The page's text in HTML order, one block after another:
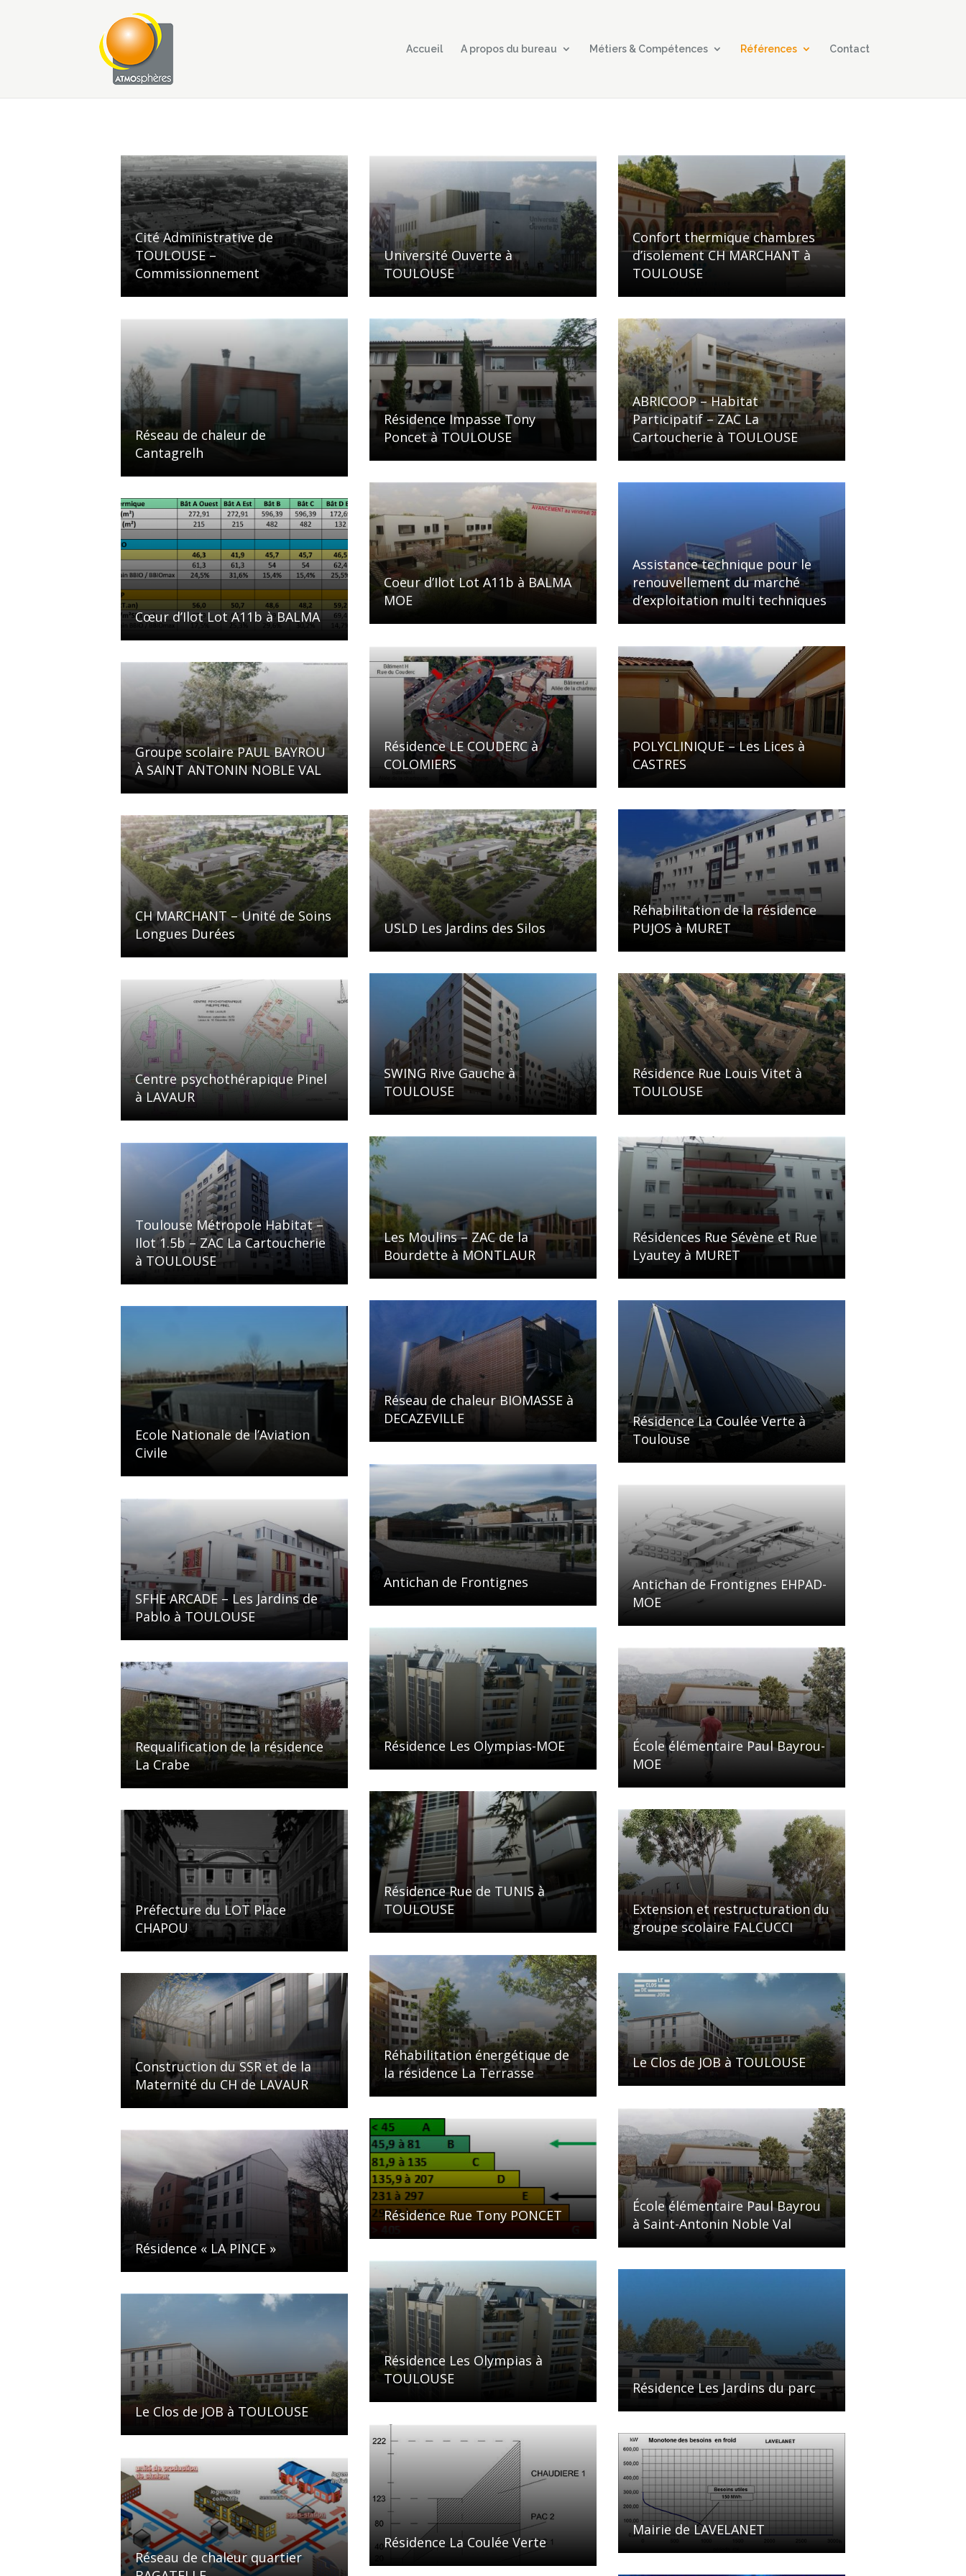
Accueil A propos du bureau Métiers & Compétences Références Contact
Cité Administrative de
TOULOUSE –
Commissionnement
Réseau de chaleur de
Cantagrelh
Cœur d’Ilot Lot A11b à BALMA
Groupe scolaire PAUL BAYROU
À SAINT ANTONIN NOBLE VAL
CH MARCHANT – Unité de Soins
Longues Durées
Centre psychothérapique Pinel
à LAVAUR
Toulouse Métropole Habitat –
Ilot 1.5b – ZAC La Cartoucherie
à TOULOUSE
Ecole Nationale de l’Aviation
Civile
SFHE ARCADE – Les Jardins de
Pablo à TOULOUSE
Requalification de la résidence
La Crabe
Préfecture du LOT Place
CHAPOU
Construction du SSR et de la
Maternité du CH de LAVAUR
Résidence « LA PINCE »
Le Clos de JOB à TOULOUSE
Réseau de chaleur quartier
Université Ouverte à
TOULOUSE
Résidence Impasse Tony
Poncet à TOULOUSE
Coeur d’Ilot Lot A11b à BALMA
MOE
Résidence LE COUDERC à
COLOMIERS
USLD Les Jardins des Silos
SWING Rive Gauche à
TOULOUSE
Les Moulins – ZAC de la
Bourdette à MONTLAUR
Réseau de chaleur BIOMASSE à
DECAZEVILLE
Antichan de Frontignes
Résidence Les Olympias-MOE
Résidence Rue de TUNIS à
TOULOUSE
Réhabilitation énergétique de
la résidence La Terrasse
Résidence Rue Tony PONCET
Résidence Les Olympias à
TOULOUSE
Résidence La Coulée Verte
Confort thermique chambres
d’isolement CH MARCHANT à
TOULOUSE
ABRICOOP – Habitat
Participatif – ZAC La
Cartoucherie à TOULOUSE
Assistance technique pour le
renouvellement du marché
d’exploitation multi techniques
POLYCLINIQUE – Les Lices à
CASTRES
Réhabilitation de la résidence
PUJOS à MURET
Résidence Rue Louis Vitet à
TOULOUSE
Résidences Rue Sévène et Rue
Lyautey à MURET
Résidence La Coulée Verte à
Toulouse
Antichan de Frontignes EHPAD-
MOE
École élémentaire Paul Bayrou-
MOE
Extension et restructuration du
groupe scolaire FALCUCCI
Le Clos de JOB à TOULOUSE
École élémentaire Paul Bayrou
à Saint-Antonin Noble Val
Résidence Les Jardins du parc
Mairie de LAVELANET